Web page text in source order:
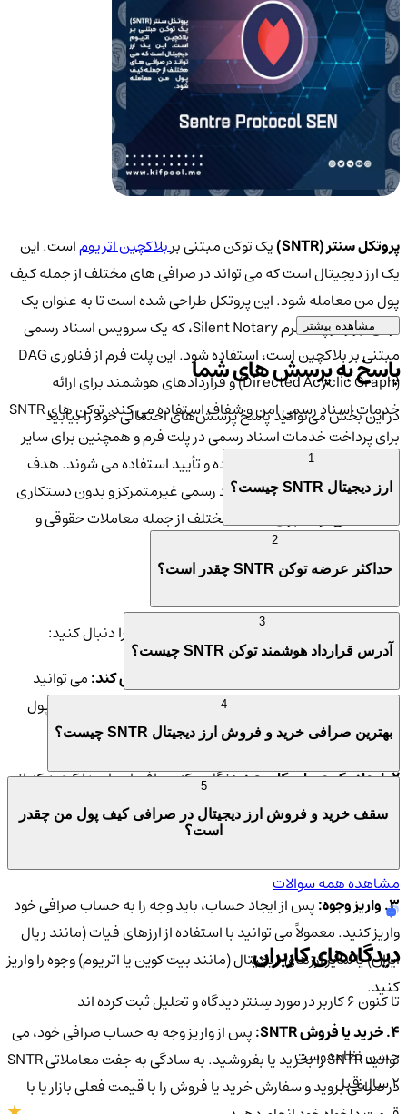
پروتکل سنتر (SNTR) یک توکن مبتنی بربلاکچین اتریوماست. این
یک ارز دیجیتال است که می تواند در صرافی های مختلف از جمله کیف
پول من معامله شود. این پروتکل طراحی شده است تا به عنوان یک
توکن ابزار در پلت فرم Silent Notary، که یک سرویس اسناد رسمی
مبتنی بر بلاکچین است، استفاده شود. این پلت فرم از فناوری DAG
(Directed Acyclic Graph) و قراردادهای هوشمند برای ارائه
خدمات اسناد رسمی امن و شفاف استفاده می کند. توکن های SNTR
برای پرداخت خدمات اسناد رسمی در پلت فرم و همچنین برای سایر
ویژگی ها مانند ذخیره سازی داده و تأیید استفاده می شوند. هدف
این پلت فرم ارائه خدمات اسناد رسمی غیرمتمرکز و بدون دستکاری
است که می تواند برای اهداف مختلف از جمله معاملات حقوقی و
می توانید
SNTR را در صرافی های ارزهای دیجیتال مختلف، از جمله کیف پول
من خریداری کرده و بفروشید.
2. ایجاد یک حساب کاربری:
هنگامی که صرافی ای را پیدا کردید که از
SNTR پشتیبانی می کند، باید یک حساب کاربری در این صرافی ایجاد
نموده. این کار معمولاً شامل ارائه اطلاعات شخصی و تأیید هویت شما
3. واریز وجوه:
پس از ایجاد حساب، باید وجه را به حساب صرافی خود
واریز کنید. معمولاً می توانید با استفاده از ارزهای فیات (مانند ریال
ایران) یا سایر ارزهای دیجیتال (مانند بیت کوین یا اتریوم) وجوه را واریز
کنید.
4. خرید یا فروش SNTR:
پس از واریز وجه به حساب صرافی خود، می
توانید SNTR را بخرید یا بفروشید. به سادگی به جفت معاملاتی SNTR
در صرافی بروید و سفارش خرید یا فروش را با قیمت فعلی بازار یا با
مشاهده بیشتر
پاسخ به پرسش های شما
در این بخش می‌توانید پاسخ پرسش‌های احتمالی خود را بیابید
ارز دیجیتال SNTR چیست؟
حداکثر عرضه توکن SNTR چقدر است؟
آدرس قرارداد هوشمند توکن SNTR چیست؟
بهترین صرافی خرید و فروش ارز دیجیتال SNTR چیست؟
سقف خرید و فروش ارز دیجیتال در صرافی کیف پول من چقدر
است؟
مشاهده همه سوالات
دیدگاه‌های کاربران
تا کنون 6 کاربر در مورد سِنتردیدگاه و تحلیل ثبت کرده اند
حسن نظامدوست